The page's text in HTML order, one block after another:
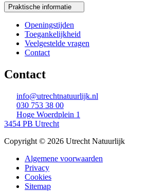
Praktische informatie
Openingstijden
Toegankelijkheid
Veelgestelde vragen
Contact
Contact
info@utrechtnatuurlijk.nl
030 753 38 00
Hoge Woerdplein 1
3454 PB Utrecht
Copyright © 2026 Utrecht Natuurlijk
Algemene voorwaarden
Privacy
Cookies
Sitemap